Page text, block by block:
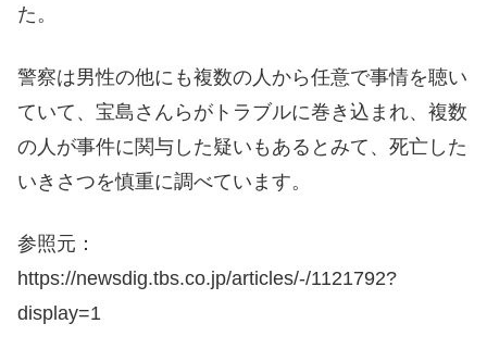
た。
警察は男性の他にも複数の人から任意で事情を聴い
ていて、宝島さんらがトラブルに巻き込まれ、複数
の人が事件に関与した疑いもあるとみて、死亡した
いきさつを慎重に調べています。
参照元：
https://newsdig.tbs.co.jp/articles/-/1121792?
display=1